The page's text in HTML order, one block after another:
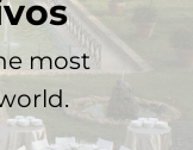
most